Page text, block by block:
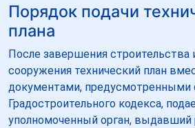
Порядок подачи
плана
После завершения строительства
сооружения технический план
документами, предусмотренными
Градостроительного кодекса,
уполномоченный орган, выдавший